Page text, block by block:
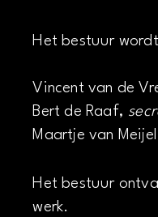
Het bestuur
Vincent van de
Bert de Raaf,
Maartje van
Het bestuur
werk.